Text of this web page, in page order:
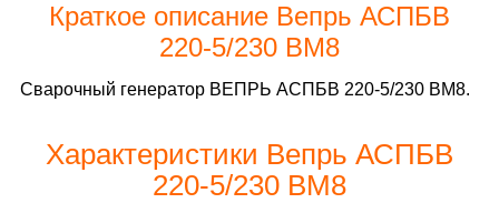
Краткое описание Вепрь АСПБВ
220-5/230 ВМ8
Сварочный генератор ВЕПРЬ АСПБВ 220-5/230 ВМ8.
Характеристики Вепрь АСПБВ
220-5/230 ВМ8